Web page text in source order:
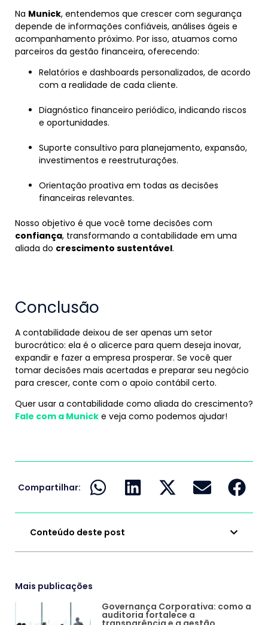
Na Munick, entendemos que crescer com segurança
depende de informações confiáveis, análises ágeis e
acompanhamento próximo. Por isso, atuamos como
parceiros da gestão financeira, oferecendo:
Relatórios e dashboards personalizados, de acordo
com a realidade de cada cliente.
Diagnóstico financeiro periódico, indicando riscos
e oportunidades.
Suporte consultivo para planejamento, expansão,
investimentos e reestruturações.
Orientação proativa em todas as decisões
financeiras relevantes.
Nosso objetivo é que você tome decisões com
confiança, transformando a contabilidade em uma
aliada do crescimento sustentável.
Conclusão
A contabilidade deixou de ser apenas um setor
burocrático: ela é o alicerce para quem deseja inovar,
expandir e fazer a empresa prosperar. Se você quer
tomar decisões mais acertadas e preparar seu negócio
para crescer, conte com o apoio contábil certo.
Quer usar a contabilidade como aliada do crescimento?
Fale com a Munick e veja como podemos ajudar!
Compartilhar:
Conteúdo deste post
Mais publicações
Governança Corporativa: como a
auditoria fortalece a